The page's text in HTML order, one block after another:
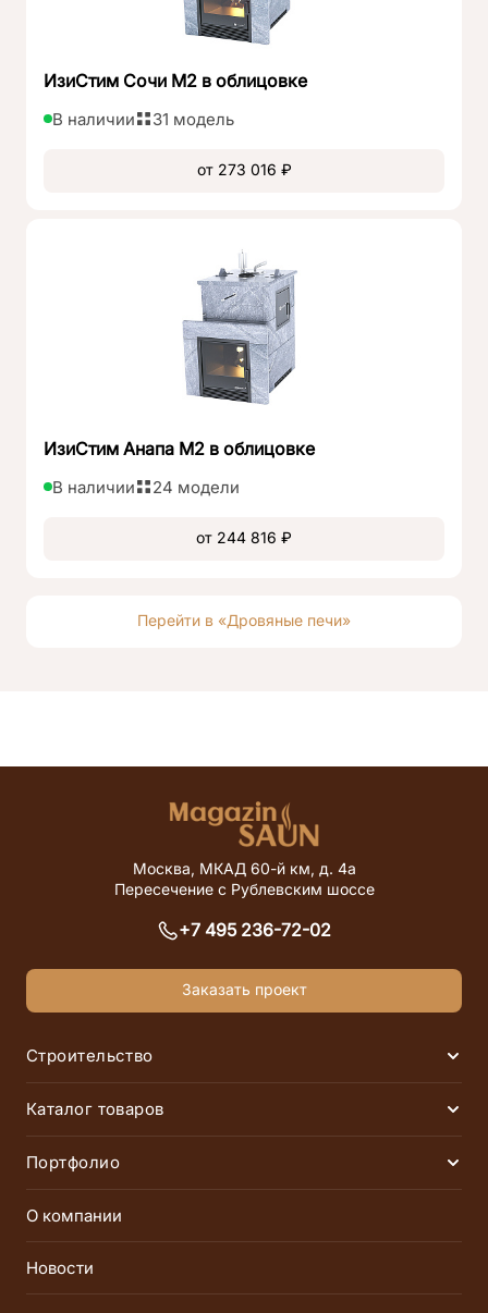
ИзиСтим Сочи М2 в облицовке
В наличии 31 модель
от 273 016 ₽
ИзиСтим Анапа М2 в облицовке
В наличии 24 модели
от 244 816 ₽
Перейти в «Дровяные печи»
Москва, МКАД 60-й км, д. 4а
Пересечение с Рублевским шоссе
+7 495 236-72-02
Заказать проект
Строительство
Финские сауны
Соляные комнаты SPA-комплексы
Каталог товаров
Электрические печи
Пульты управления Инфракрасные сауны
Портфолио
Сауны
Инфракрасные
О компании
Новости